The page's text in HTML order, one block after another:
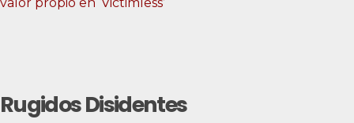
Rugidos Disidentes